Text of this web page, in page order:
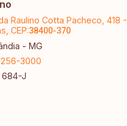
Raulino Cotta Pacheco, 418 -
CEP:38400-370
- MG
3000
684-J